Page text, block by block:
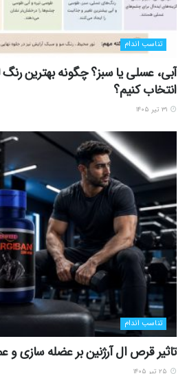
تناسب اندام
آبی، عسلی یا سبز؟ چگونه بهترین
انتخاب کنیم؟
تناسب اندام
تاثیر قرص ال آرژنین بر عضله سازی و